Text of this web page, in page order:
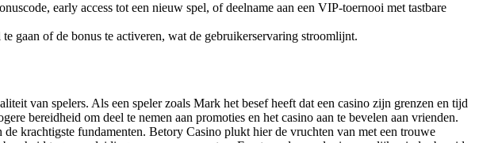
early access tot een nieuw spel, of deelname aan een VIP-toernooi met tastbare
gaan of de bonus te activeren, wat de gebruikerservaring stroomlijnt.
van spelers. Als een speler zoals Mark het besef heeft dat een casino zijn grenzen en tijd
bereidheid om deel te nemen aan promoties en het casino aan te bevelen aan vrienden.
krachtigste fundamenten. Betory Casino plukt hier de vruchten van met een trouwe